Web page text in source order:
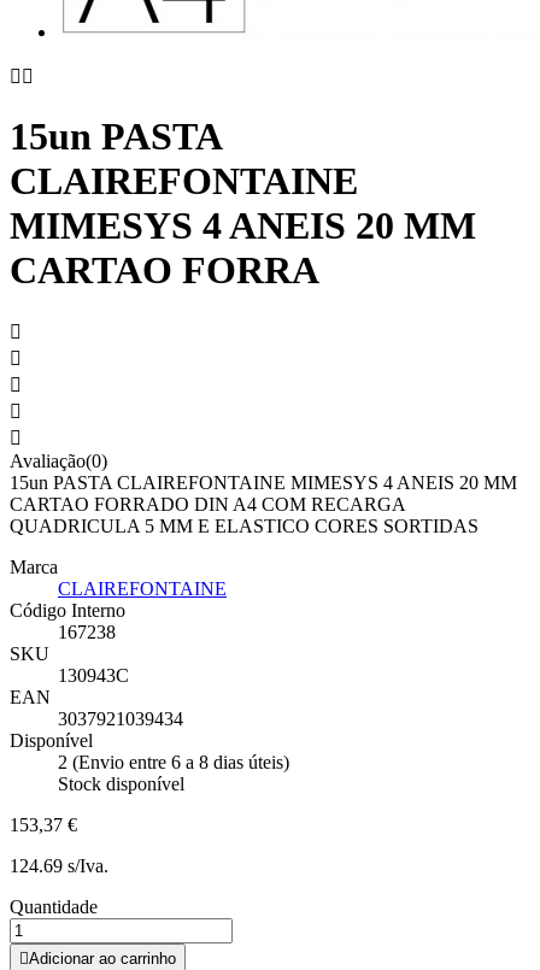
 
15un PASTA
CLAIREFONTAINE
MIMESYS 4 ANEIS 20 MM
CARTAO FORRA





Avaliação(0)
15un PASTA CLAIREFONTAINE MIMESYS 4 ANEIS 20 MM
CARTAO FORRADO DIN A4 COM RECARGA
QUADRICULA 5 MM E ELASTICO CORES SORTIDAS
Marca
CLAIREFONTAINE
Código Interno
167238
SKU
130943C
EAN
3037921039434
Disponível
2 (Envio entre 6 a 8 dias úteis)
Stock disponível
153,37 €
124.69 s/Iva.
Quantidade
Adicionar ao carrinho